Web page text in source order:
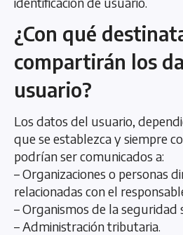
¿Con qué
compartirán los
usuario?
Los datos del usuario,
que se establezca y siempre
podrían ser comunicados a:
– Organizaciones o personas
relacionadas con el
– Organismos de la seguridad
– Administración tributaria.